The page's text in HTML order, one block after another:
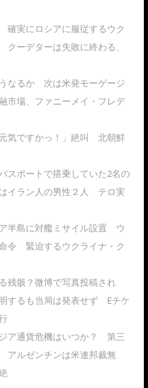
実にロシアに服従するウク
ーデターは失敗に終わる、
なるか 次は米発モーゲージ
市場、ファニーメイ・フレデ
気ですかっ！」絶叫 北朝鮮
スポートで搭乗していた2名の
イラン人の男性２人 テロ実
半島に対艦ミサイル設置 ウ
令 緊迫するウクライナ・ク
残骸？微博で写真投稿され
するも当局は発表せず Eチケ
ア通貨危機はいつか？ 第三
ルゼンチンは米連邦裁無